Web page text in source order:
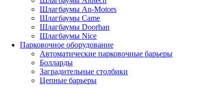
Шлагбаумы An-Motors
Шлагбаумы Came
Шлагбаумы Doorhan
Шлагбаумы Nice
Парковочное оборудование
Автоматические парковочные барьеры
Болларды
Заградительные столбики
Цепные барьеры